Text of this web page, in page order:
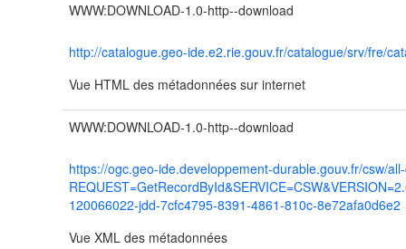
WWW:DOWNLOAD-1.0-http--download
http://catalogue.geo-ide.e2.rie.gouv.fr/catalogue/srv/fre/
Vue HTML des métadonnées sur internet
WWW:DOWNLOAD-1.0-http--download
https://ogc.geo-ide.developpement-durable.gouv.fr/csw/
120066022-jdd-7cfc4795-8391-4861-810c-8e72afa0d6e2
Vue XML des métadonnées